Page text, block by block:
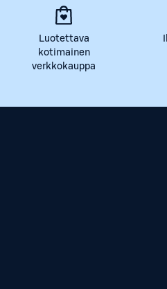
Luotettava
kotimainen
verkkokauppa